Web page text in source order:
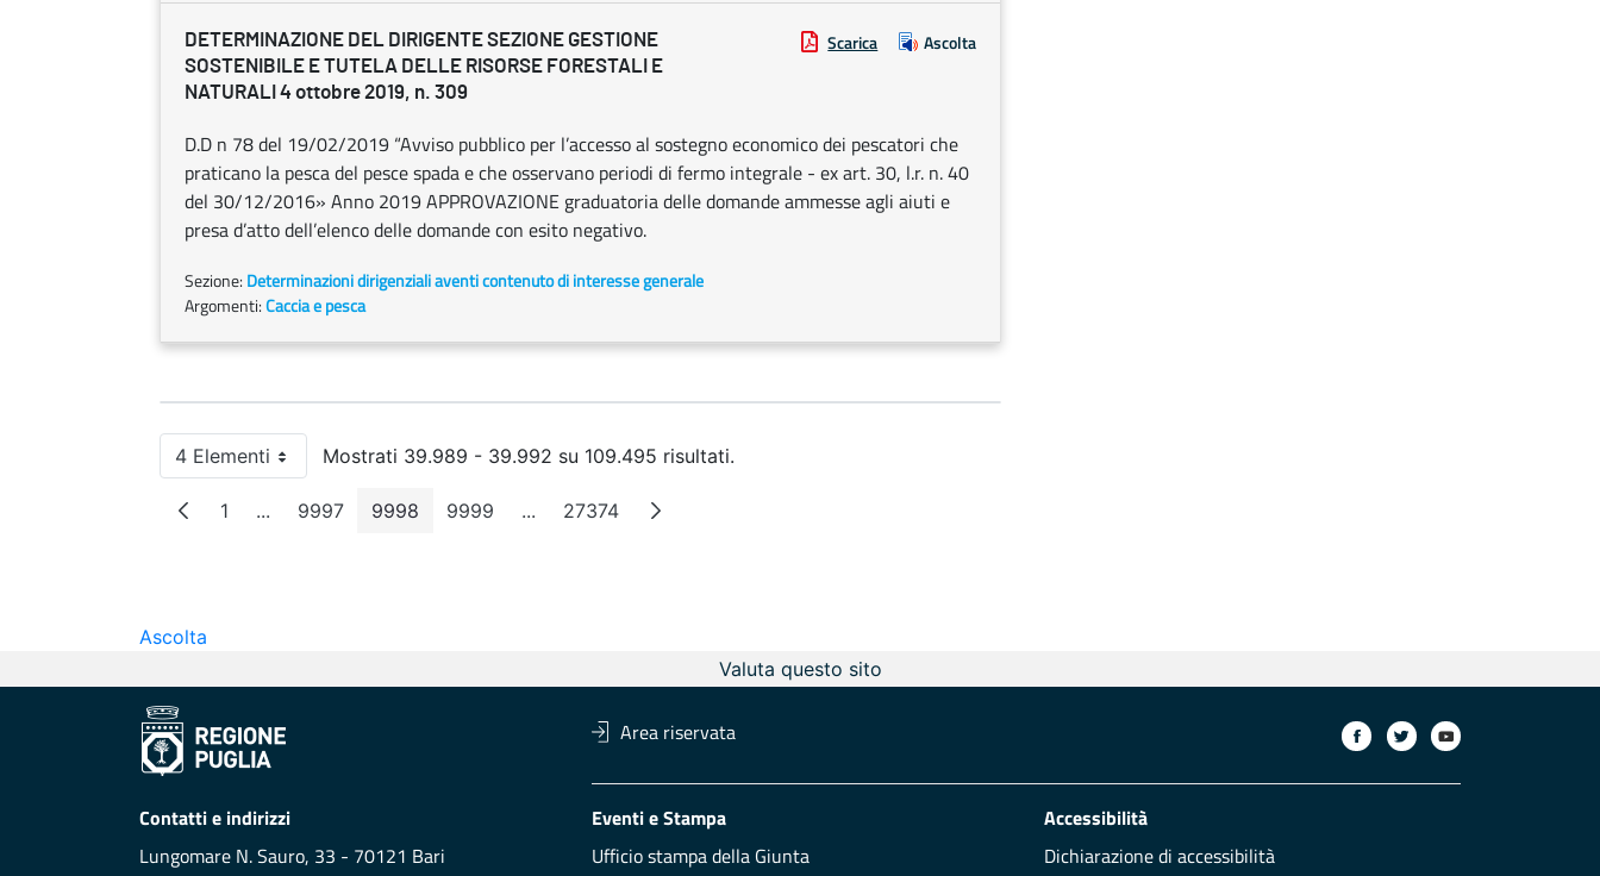
DETERMINAZIONE DEL DIRIGENTE SEZIONE GESTIONE
SOSTENIBILE E TUTELA DELLE RISORSE FORESTALI E
NATURALI 4 ottobre 2019, n. 309
Scarica Ascolta
D.D n 78 del 19/02/2019 “Avviso pubblico per l’accesso al sostegno economico dei pescatori che
praticano la pesca del pesce spada e che osservano periodi di fermo integrale - ex art. 30, l.r. n. 40
del 30/12/2016» Anno 2019 APPROVAZIONE graduatoria delle domande ammesse agli aiuti e
presa d’atto dell’elenco delle domande con esito negativo.
Sezione: Determinazioni dirigenziali aventi contenuto di interesse generale
Argomenti:Caccia e pesca
4 ElementiPer paginaMostrati 39.989 - 39.992 su 109.495 risultati.
Pagina
1 ...Pagine intermedie
Pagina
9997 Pagina
9998 Pagina
9999 ...Pagine intermedie
Pagina
27374
Ascolta
Valuta questo sito
Area riservata
Contatti e indirizzi
Lungomare N. Sauro, 33 - 70121 Bari
Eventi e Stampa
Ufficio stampa della Giunta
Accessibilità
Dichiarazione di accessibilità